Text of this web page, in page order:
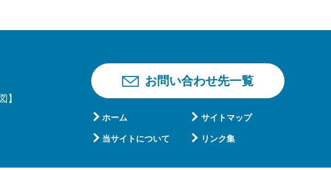
】
お問い合わせ先一覧
ホーム サイトマップ
当サイトについて リンク集